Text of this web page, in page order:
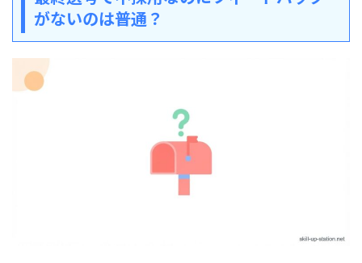
がないのは普通？